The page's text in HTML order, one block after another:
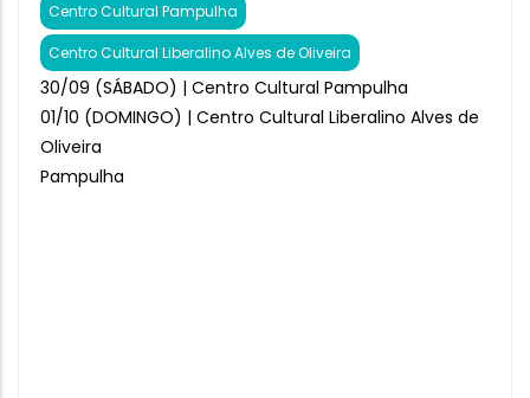
Centro Cultural Pampulha
Centro Cultural Liberalino Alves de Oliveira
30/09 (SÁBADO) | Centro Cultural Pampulha
01/10 (DOMINGO) | Centro Cultural Liberalino Alves de
Oliveira
Pampulha